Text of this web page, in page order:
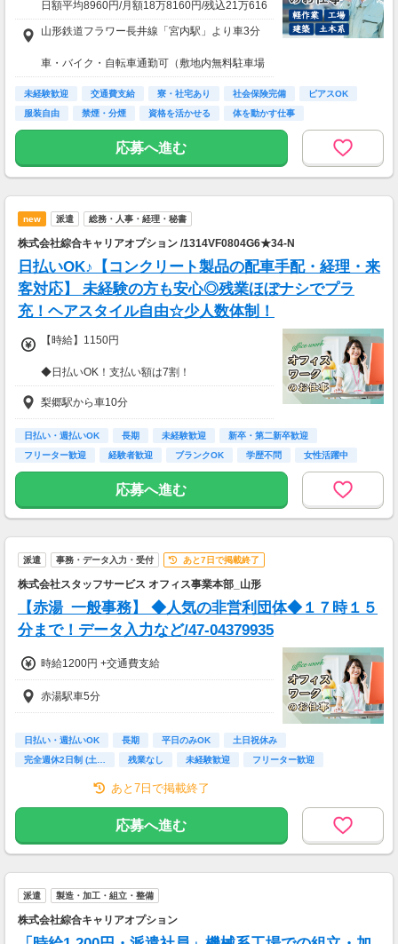
日額平均8960円/月額18万8160円/残込21万616
0円
※18歳以上
の方は卒業後に派遣登録が可能です。）
山形鉄道フラワー長井線「宮内駅」より車3分
車・バイク・自転車通勤可（敷地内無料駐車場
有）
未経験歓迎 交通費支給 寮・社宅あり 社会保険完備
ピアスOK
服装自由
禁煙・分煙 資格を活かせる 体を動かす仕事
応募へ進む
new 派遣 総務・人事・経理・秘書
株式会社綜合キャリアオプション /1314VF0804G6★34-N
日払いOK♪【コンクリート製品の配車手配・経理・来
客対応】 未経験の方も安心◎残業ほぼナシでプラ
充！ヘアスタイル自由☆少人数体制！
【時給】1150円
◆日払いOK！支払い額は7割！
※規定・支払い条件有
梨郷駅から車10分
日払い・週払いOK 長期 未経験歓迎
新卒・第二新卒歓迎
フリーター歓迎
経験者歓迎 ブランクOK 学歴不問 女性活躍中
応募へ進む
派遣 事務・データ入力・受付 あと7日で掲載終了
株式会社スタッフサービス オフィス事業本部_山形
【赤湯_一般事務】 ◆人気の非営利団体◆１７時１５
分まで！データ入力など/47-04379935
時給1200円 +交通費支給
赤湯駅車5分
日払い・週払いOK 長期 平日のみOK
土日祝休み
完全週休2日制 (土…
残業なし 未経験歓迎
フリーター歓迎
あと7日で掲載終了
応募へ進む
派遣 製造・加工・組立・整備
株式会社綜合キャリアオプション